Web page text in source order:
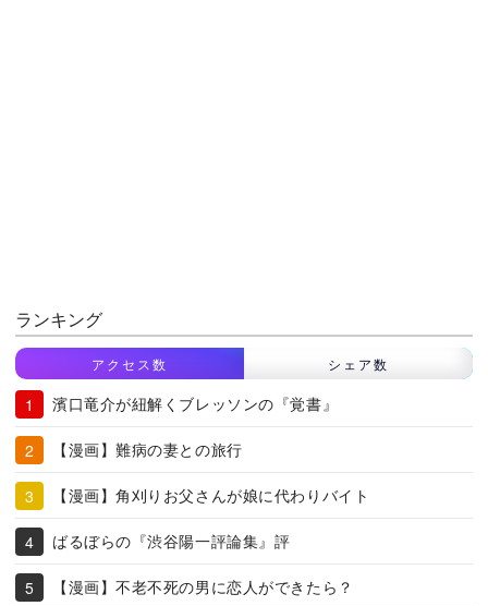
ランキング
アクセス数 シェア数
濱口竜介が紐解くブレッソンの『覚書』
【漫画】難病の妻との旅行
【漫画】角刈りお父さんが娘に代わりバイト
ばるぼらの『渋谷陽一評論集』評
【漫画】不老不死の男に恋人ができたら？